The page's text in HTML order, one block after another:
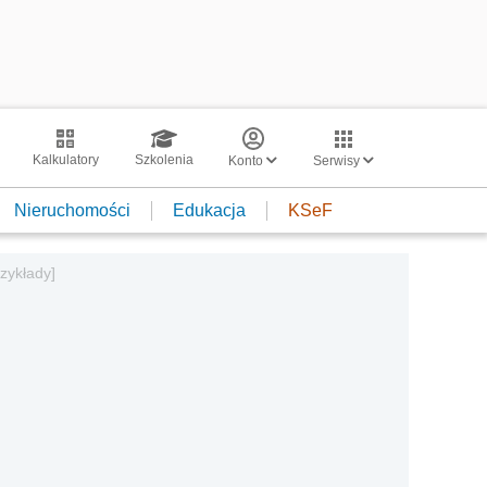
Kalkulatory Szkolenia Konto Serwisy
Nieruchomości Edukacja KSeF